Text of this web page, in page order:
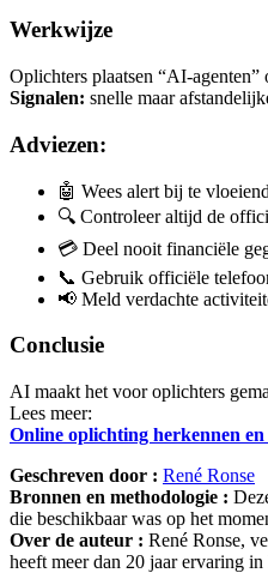
Werkwijze
Oplichters plaatsen “AI-
Signalen: snelle maar
Adviezen:
🤖 Wees alert bij te
🔍 Controleer altijd de
💳 Deel nooit financiële
📞 Gebruik officiële
📢 Meld verdachte
Conclusie
AI maakt het voor oplichters
Lees meer:
Online oplichting herkennen
Geschreven door : René Ronse
Bronnen en methodologie :
die beschikbaar was op het
Over de auteur : René Ronse,
heeft meer dan 20 jaar ervaring